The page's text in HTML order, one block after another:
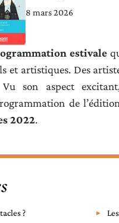
8 mars 2026
estivale
et artistiques. Des
Vu son aspect
de
2022.
?